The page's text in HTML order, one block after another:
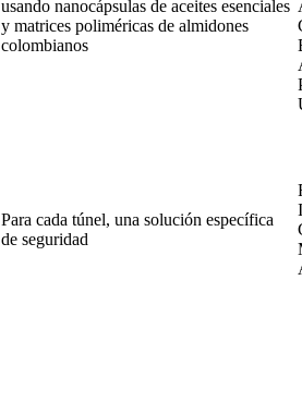
usando nanocápsulas de aceites esenciales
y matrices poliméricas de almidones
colombianos
Para cada túnel, una solución específica
de seguridad